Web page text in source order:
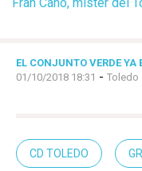
EL CONJUNTO VERDE YA
01/10/2018 18:31 - Toledo
CD TOLEDO